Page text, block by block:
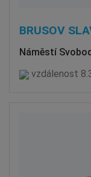
BRUSOV
Náměstí
vzdálenost